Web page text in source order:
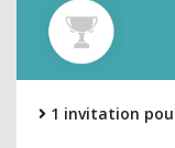
1 invitation